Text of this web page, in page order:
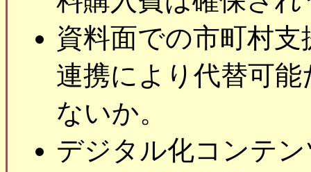
資料面での市町村
連携により代替可
ないか。
デジタル化コンテ